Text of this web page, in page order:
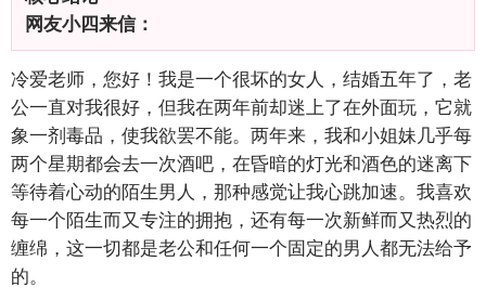
网友小四来信：
冷爱老师，您好！我是一个很坏的女人，结婚五年了，老
公一直对我很好，但我在两年前却迷上了在外面玩，它就
象一剂毒品，使我欲罢不能。两年来，我和小姐妹几乎每
两个星期都会去一次酒吧，在昏暗的灯光和酒色的迷离下
等待着心动的陌生男人，那种感觉让我心跳加速。我喜欢
每一个陌生而又专注的拥抱，还有每一次新鲜而又热烈的
缠绵，这一切都是老公和任何一个固定的男人都无法给予
的。